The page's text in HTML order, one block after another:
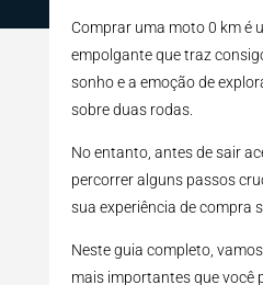
Comprar uma moto 0 km é
empolgante que traz
sonho e a emoção de
sobre duas rodas.
No entanto, antes de sair
percorrer alguns passos
sua experiência de compra
Neste guia completo,
mais importantes que você